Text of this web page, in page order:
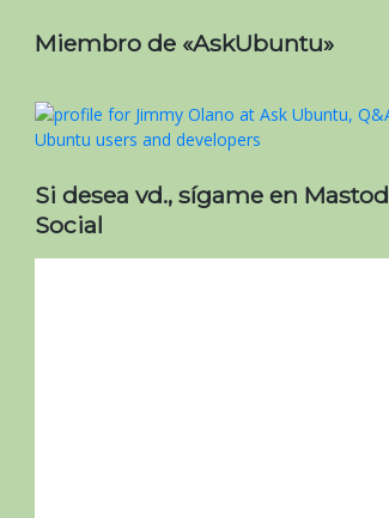
Miembro de «AskUbuntu»
Si desea vd., sígame en
Social